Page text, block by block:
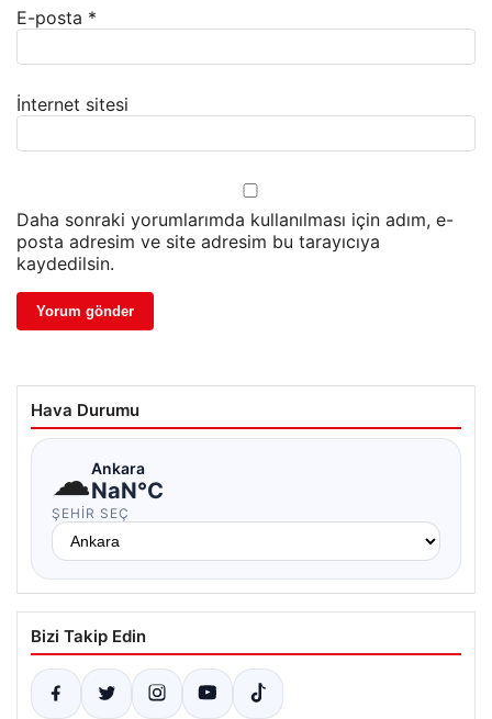
E-posta *
İnternet sitesi
Daha sonraki yorumlarımda kullanılması için adım, e-
posta adresim ve site adresim bu tarayıcıya
kaydedilsin.
Hava Durumu
☁Ankara
NaN°C
ŞEHIR SEÇ
Bizi Takip Edin